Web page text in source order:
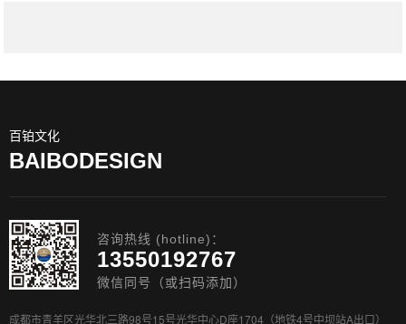
百铂文化
BAIBODESIGN
咨询热线 (hotline)：
13550192767
微信同号（或扫码添加）
成都市青羊区光华北三路98号15号光华中心D座1704（地铁4号中坝站A出口）